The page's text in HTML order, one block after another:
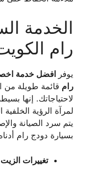
الخدمة
رام
يوفر
افضل خدمة
رام قائمة طويلة من
لاحتياجاتك. إنها
لمرآة الرؤية
يتم سرد الصيانة
بسيارة دودج رام
تغييرات الزيت